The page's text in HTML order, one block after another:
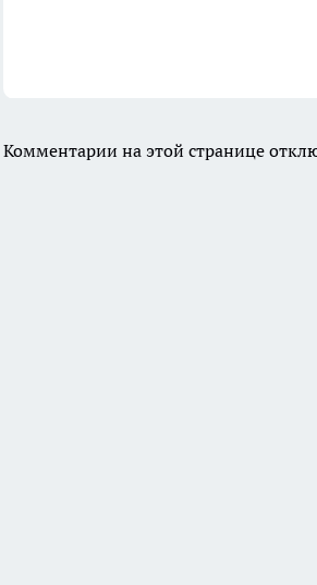
Комментарии на этой странице